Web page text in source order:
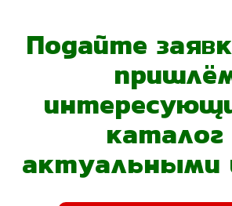
Подайте
каталог
актуальными